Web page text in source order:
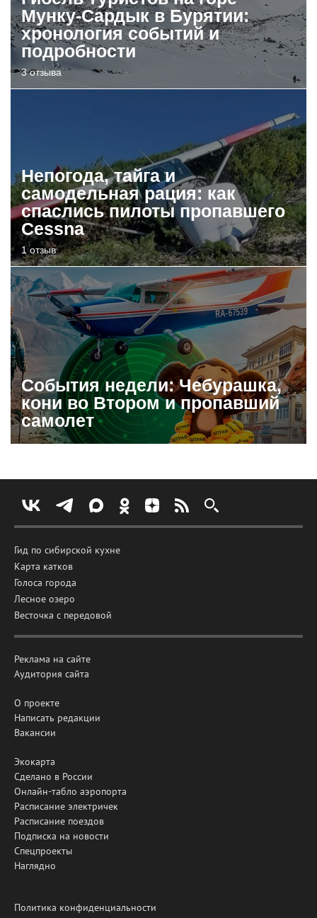
Мунку-Сардык в Бурятии:
хронология событий и
подробности
3 отзыва
Непогода, тайга и
самодельная рация: как
спаслись пилоты пропавшего
Cessna
1 отзыв
События недели: Чебурашка,
кони во Втором и пропавший
самолет
Гид по сибирской кухне
Карта катков
Голоса города
Лесное озеро
Весточка с передовой
Реклама на сайте
Аудитория сайта
О проекте
Написать редакции
Вакансии
Экокарта
Сделано в России
Онлайн-табло аэропорта
Расписание электричек
Расписание поездов
Подписка на новости
Спецпроекты
Наглядно
Политика конфиденциальности